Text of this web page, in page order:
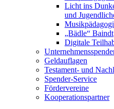
Licht ins
und
„Bädle“ Baindt
Digitale
Geldauflagen
Testament- und
Spender-Service
Fördervereine
Kooperationspartner